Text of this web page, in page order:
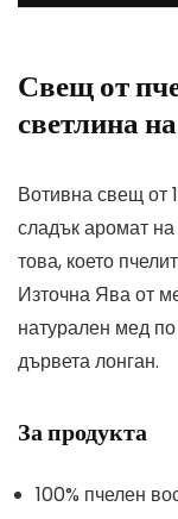
Свещ от
светлина
Вотивна свещ от
сладък аромат
това, което
Източна Ява от
натурален мед
дървета лонган.
За продукта
100% пчелен